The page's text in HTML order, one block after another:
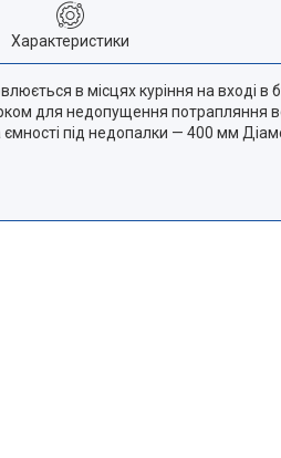
Характеристики
в місцях куріння на вході в
для недопущення
ємності під недопалки — 400 мм